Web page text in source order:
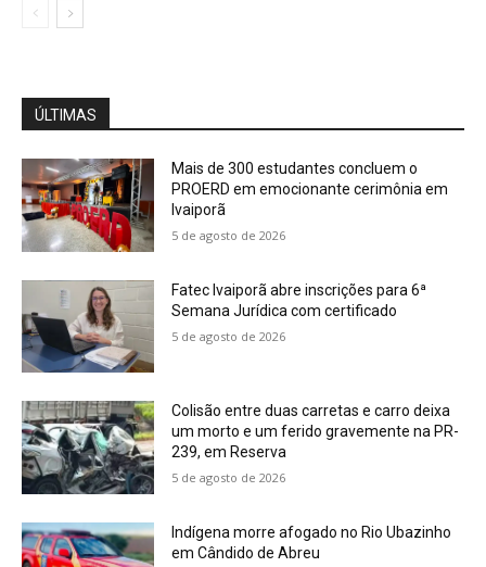
ÚLTIMAS
Mais de 300 estudantes concluem o
PROERD em emocionante cerimônia em
Ivaiporã
5 de agosto de 2026
Fatec Ivaiporã abre inscrições para 6ª
Semana Jurídica com certificado
5 de agosto de 2026
Colisão entre duas carretas e carro deixa
um morto e um ferido gravemente na PR-
239, em Reserva
5 de agosto de 2026
Indígena morre afogado no Rio Ubazinho
em Cândido de Abreu